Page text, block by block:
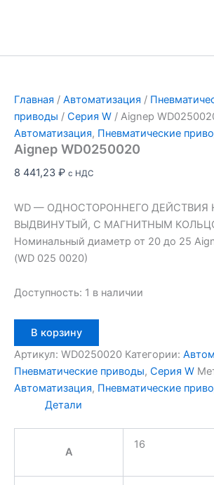
Главная / Автоматизация /
приводы / Серия W / Aignep
Автоматизация, Пневматические
Aignep WD0250020
8 441,23 ₽ с НДС
WD — ОДНОСТОРОННЕГО ДЕЙСТВИЯ
ВЫДВИНУТЫЙ, С МАГНИТНЫМ
Номинальный диаметр от 20 до 25
(WD 025 0020)
Доступность: 1 в наличии
товара
Aignep
WD0250020
В корзину
Артикул: WD0250020 Категории:
Пневматические приводы, Серия W
Автоматизация, Пневматические
Детали
A
16